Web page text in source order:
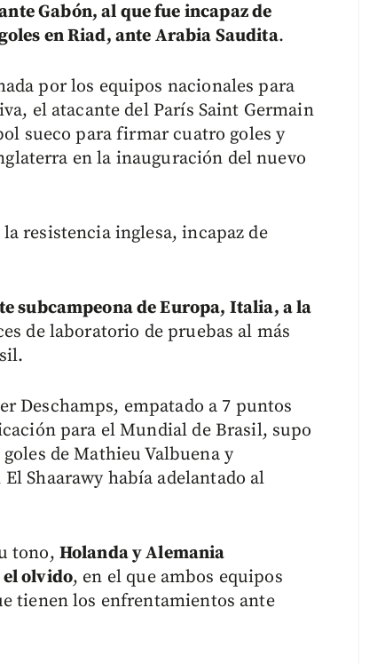
Gabón, al que fue incapaz de
en Riad, ante Arabia Saudita.
por los equipos nacionales para
el atacante del París Saint Germain
sueco para firmar cuatro goles y
en la inauguración del nuevo
resistencia inglesa, incapaz de
subcampeona de Europa, Italia, a la
de laboratorio de pruebas al más
Deschamps, empatado a 7 puntos
para el Mundial de Brasil, supo
de Mathieu Valbuena y
Shaarawy había adelantado al
tono, Holanda y Alemania
el olvido, en el que ambos equipos
tienen los enfrentamientos ante